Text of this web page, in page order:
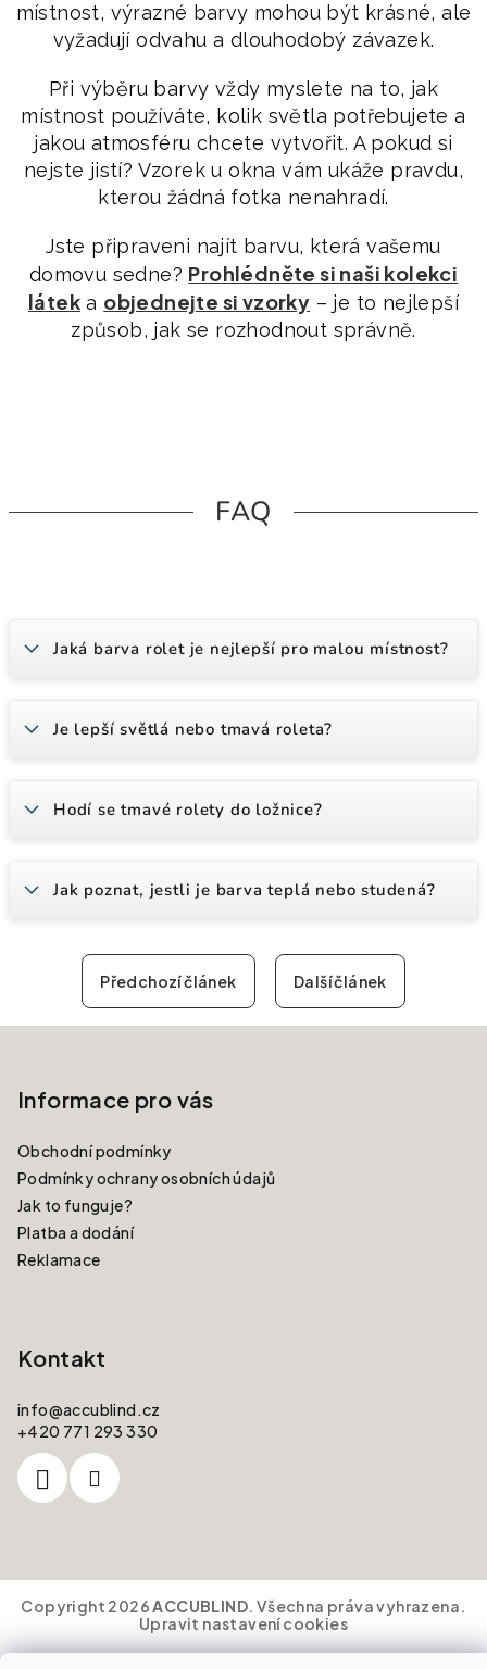
místnost, výrazné barvy mohou být krásné, ale
vyžadují odvahu a dlouhodobý závazek.
Při výběru barvy vždy myslete na to, jak
místnost používáte, kolik světla potřebujete a
jakou atmosféru chcete vytvořit. A pokud si
nejste jistí? Vzorek u okna vám ukáže pravdu,
kterou žádná fotka nenahradí.
Jste připraveni najít barvu, která vašemu
domovu sedne? Prohlédněte si naši kolekci
láteka objednejte si vzorky – je to nejlepší
způsob, jak se rozhodnout správně.
FAQ
Jaká barva rolet je nejlepší pro malou místnost?
Je lepší světlá nebo tmavá roleta?
Hodí se tmavé rolety do ložnice?
Jak poznat, jestli je barva teplá nebo studená?
Předchozí článek Další článek
Informace pro vás
Obchodní podmínky
Podmínky ochrany osobních údajů
Jak to funguje?
Platba a dodání
Reklamace
Kontakt
info@accublind.cz
+420 771 293 330
Copyright 2026ACCUBLIND. Všechna práva vyhrazena.
Upravit nastavení cookies